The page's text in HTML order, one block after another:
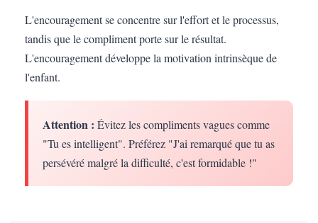
L'encouragement se concentre sur l'effort et le processus,
tandis que le compliment porte sur le résultat.
L'encouragement développe la motivation intrinsèque de
l'enfant.
Attention : Évitez les compliments vagues comme
"Tu es intelligent". Préférez "J'ai remarqué que tu as
persévéré malgré la difficulté, c'est formidable !"